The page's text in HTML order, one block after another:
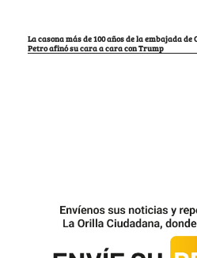
La casona más de 100 años de la embajada
Petro afinó su cara a cara con Trump